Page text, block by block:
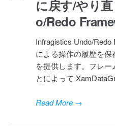
に戻す/やり
o/Redo
Infragistics Undo/
による操作の履歴を
を提供します。フレ
とによって
Read More →